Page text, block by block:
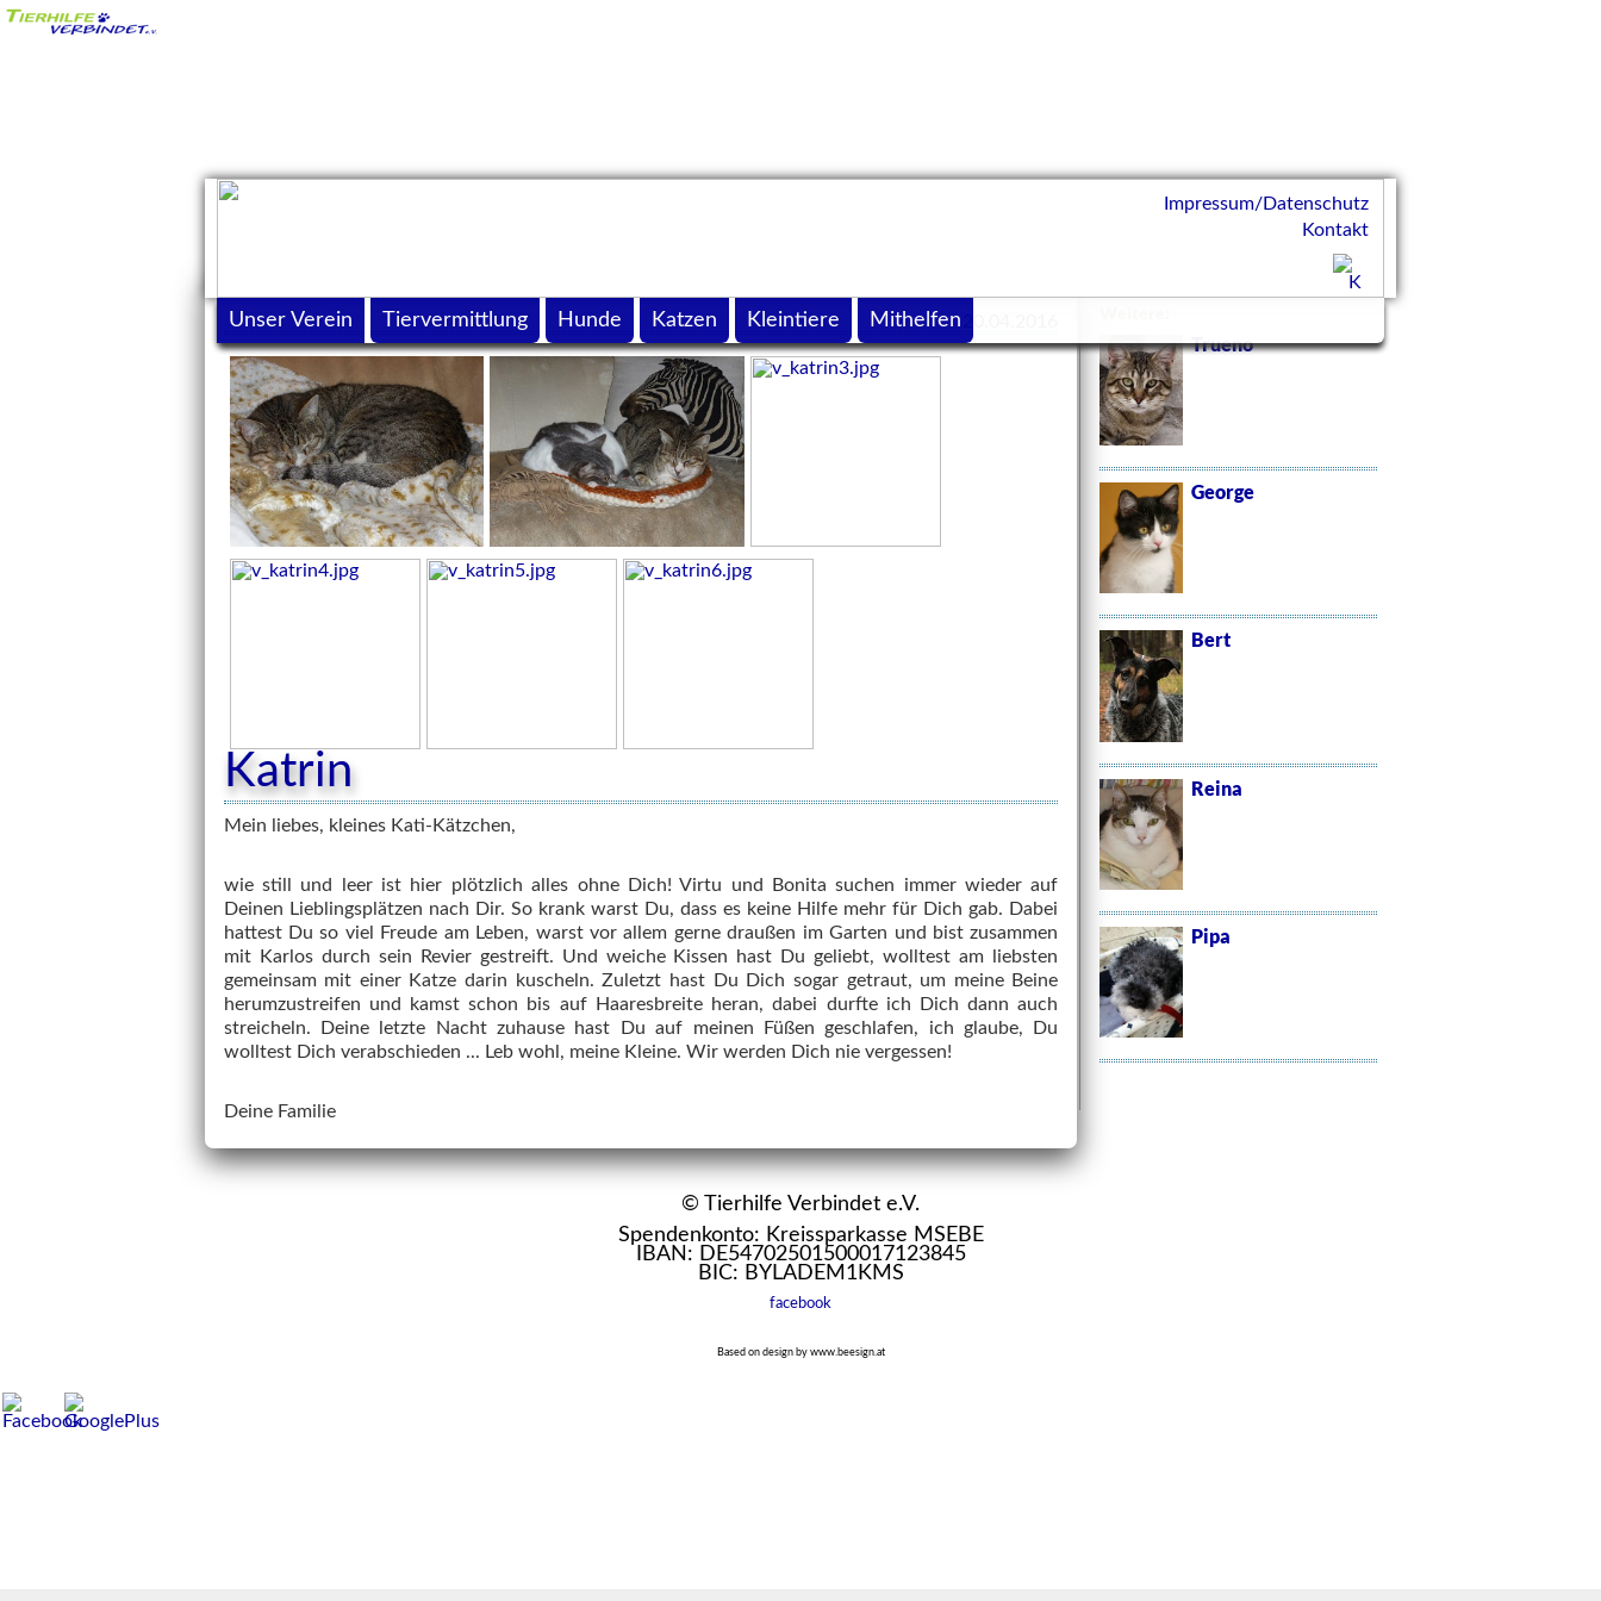
Trueno
George
Bert
Reina
Pipa
Katrin
Mein liebes, kleines Kati-Kätzchen,
wie still und leer ist hier plötzlich alles ohne Dich! Virtu und Bonita suchen immer wieder auf
Deinen Lieblingsplätzen nach Dir. So krank warst Du, dass es keine Hilfe mehr für Dich gab. Dabei
hattest Du so viel Freude am Leben, warst vor allem gerne draußen im Garten und bist zusammen
mit Karlos durch sein Revier gestreift. Und weiche Kissen hast Du geliebt, wolltest am liebsten
gemeinsam mit einer Katze darin kuscheln. Zuletzt hast Du Dich sogar getraut, um meine Beine
herumzustreifen und kamst schon bis auf Haaresbreite heran, dabei durfte ich Dich dann auch
streicheln. Deine letzte Nacht zuhause hast Du auf meinen Füßen geschlafen, ich glaube, Du
wolltest Dich verabschieden ... Leb wohl, meine Kleine. Wir werden Dich nie vergessen!
Deine Familie
© Tierhilfe Verbindet e.V.
Spendenkonto: Kreissparkasse MSEBE
IBAN: DE54702501500017123845
BIC: BYLADEM1KMS
facebook
Based on design by www.beesign.at
Impressum/Datenschutz
Kontakt
Unser Verein Tiervermittlung Hunde Katzen Kleintiere Mithelfen